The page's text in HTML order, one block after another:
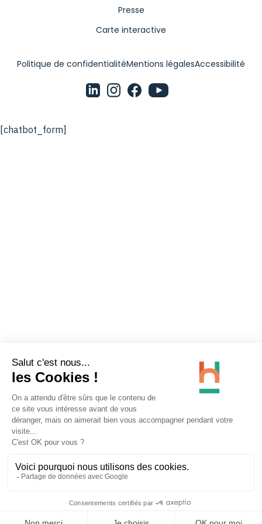
Presse
Carte interactive
Politique de confidentialitéMentions légalesAccessibilité
[chatbot_form]